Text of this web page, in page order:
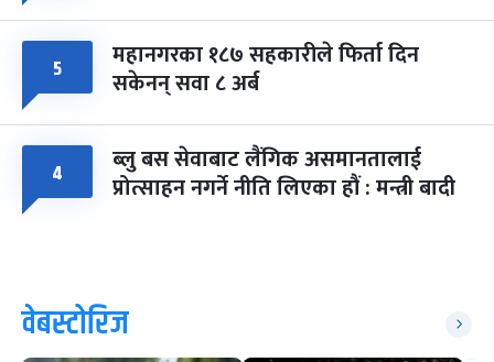
५ महानगरका १८७ सहकारीले फिर्ता दिन
सकेनन् सवा ८ अर्ब
४ ब्लु बस सेवाबाट लैंगिक असमानतालाई
प्रोत्साहन नगर्ने नीति लिएका हौं : मन्त्री बादी
वेबस्टोरिज